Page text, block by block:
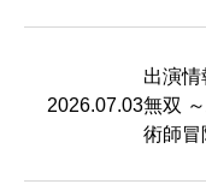
2026.07.03
出演
無双
術師冒